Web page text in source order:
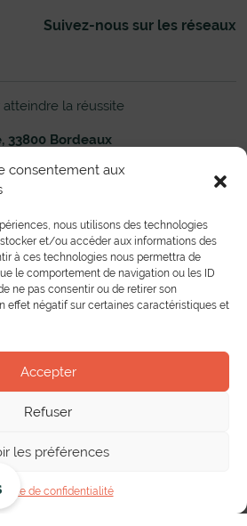
consentement aux
nous utilisons des technologies
et/ou accéder aux informations des
à ces technologies nous permettra de
le comportement de navigation ou les ID
ne pas consentir ou de retirer son
effet négatif sur certaines caractéristiques et
Accepter
Refuser
les préférences
de confidentialité
Suivez-nous sur les réseaux
la réussite
33800 Bordeaux
Formations Pré-bac
Formations Post-bac
Toutes les formations en alternance
et d’Information
et étudiantes